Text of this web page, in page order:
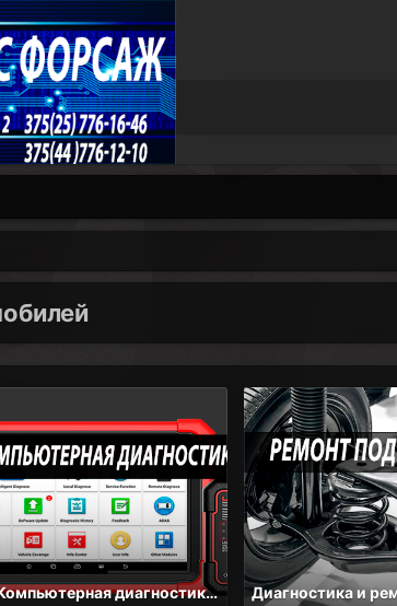
Компьютерная диагностика авто в Гомеле — Цена от 30 BYN | СТО Форсаж